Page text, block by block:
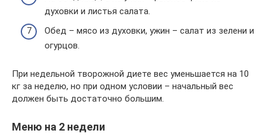
духовки и листья салата.
Обед – мясо из духовки, ужин – салат из зелени и
огурцов.
При недельной творожной диете вес уменьшается на 10
кг за неделю, но при одном условии – начальный вес
должен быть достаточно большим.
Меню на 2 недели